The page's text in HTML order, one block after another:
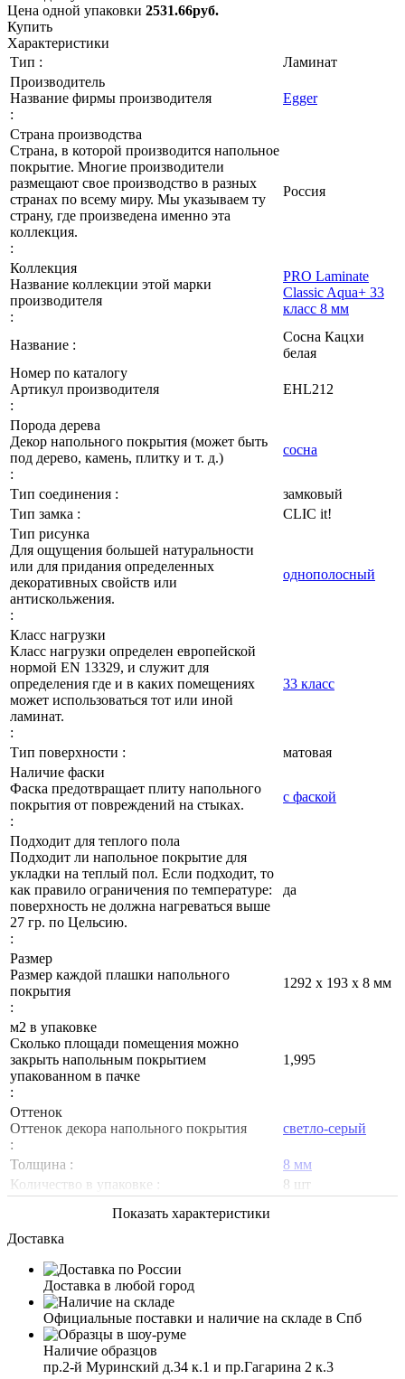
Цена одной упаковки 2531.66руб.
Купить
Характеристики
Тип :
Ламинат
Производитель
Название фирмы производителя
:
Egger
Страна производства
Страна, в которой производится напольное
покрытие. Многие производители
размещают свое производство в разных
странах по всему миру. Мы указываем ту
страну, где произведена именно эта
коллекция.
:
Россия
Коллекция
Название коллекции этой марки
производителя
:
PRO Laminate
Classic Aqua+ 33
класс 8 мм
Название :
Сосна Кацхи
белая
Номер по каталогу
Артикул производителя
:
EHL212
Порода дерева
Декор напольного покрытия (может быть
под дерево, камень, плитку и т. д.)
:
сосна
Тип соединения :
замковый
Тип замка :
CLIC it!
Тип рисунка
Для ощущения большей натуральности
или для придания определенных
декоративных свойств или
антискольжения.
:
однополосный
Класс нагрузки
Класс нагрузки определен европейской
нормой EN 13329, и служит для
определения где и в каких помещениях
может использоваться тот или иной
ламинат.
:
33 класс
Тип поверхности :
матовая
Наличие фаски
Фаска предотвращает плиту напольного
покрытия от повреждений на стыках.
:
с фаской
Подходит для теплого пола
Подходит ли напольное покрытие для
укладки на теплый пол. Если подходит, то
как правило ограничения по температуре:
поверхность не должна нагреваться выше
27 гр. по Цельсию.
:
да
Размер
Размер каждой плашки напольного
покрытия
:
1292 х 193 х 8 мм
м2 в упаковке
Сколько площади помещения можно
закрыть напольным покрытием
упакованном в пачке
:
1,995
Оттенок
Оттенок декора напольного покрытия
:
светло-серый
Толщина :
8 мм
Количество в упаковке :
8 шт
Показать характеристики
Доставка
Доставка в любой город
Официальные поставки и наличие на складе в Спб
Наличие образцов
пр.2-й Муринский д.34 к.1 и пр.Гагарина 2 к.3